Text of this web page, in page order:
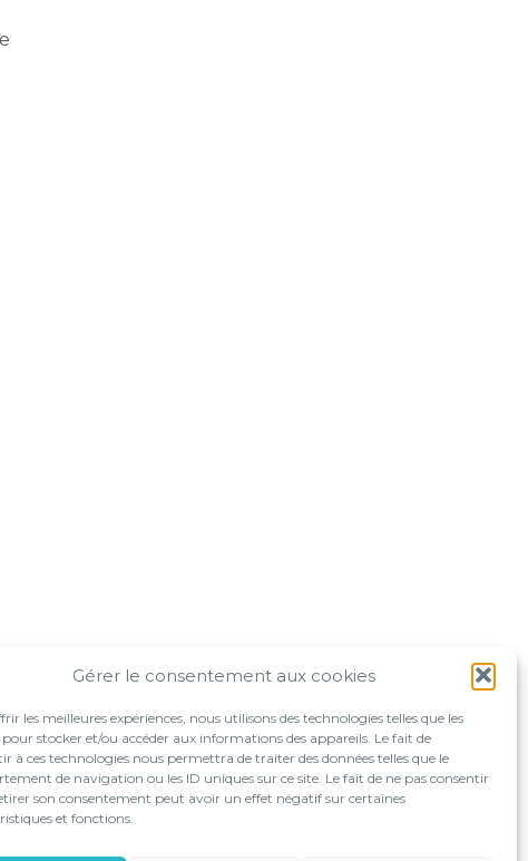
Gérer le consentement aux cookies
les meilleures expériences, nous utilisons des technologies telles que les
pour stocker et/ou accéder aux informations des appareils. Le fait de
à ces technologies nous permettra de traiter des données telles que le
de navigation ou les ID uniques sur ce site. Le fait de ne pas consentir
son consentement peut avoir un effet négatif sur certaines
et fonctions.
SOLUTIONS EN LIGNE